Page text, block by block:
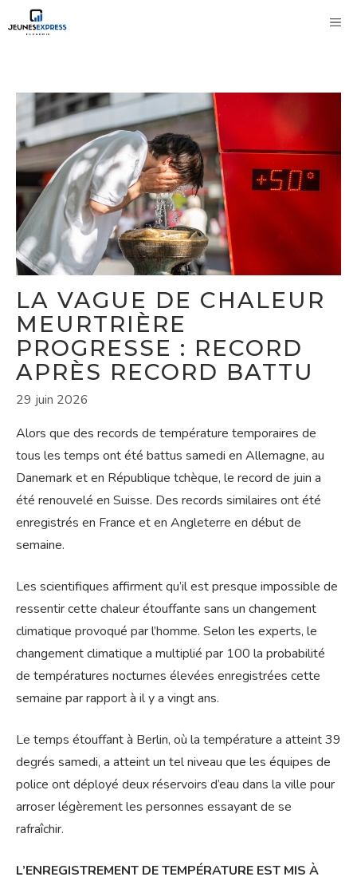
au
LA VAGUE DE CHALEUR
MEURTRIÈRE
PROGRESSE : RECORD
APRÈS RECORD BATTU
29 juin 2026
Alors que des records de température temporaires de
tous les temps ont été battus samedi en Allemagne, au
Danemark et en République tchèque, le record de juin a
été renouvelé en Suisse. Des records similaires ont été
enregistrés en France et en Angleterre en début de
semaine.
Les scientifiques affirment qu’il est presque impossible de
ressentir cette chaleur étouffante sans un changement
climatique provoqué par l’homme. Selon les experts, le
changement climatique a multiplié par 100 la probabilité
de températures nocturnes élevées enregistrées cette
semaine par rapport à il y a vingt ans.
Le temps étouffant à Berlin, où la température a atteint 39
degrés samedi, a atteint un tel niveau que les équipes de
police ont déployé deux réservoirs d’eau dans la ville pour
arroser légèrement les personnes essayant de se
rafraîchir.
L’ENREGISTREMENT DE TEMPÉRATURE EST MIS À